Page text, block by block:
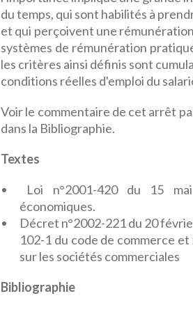
du temps, qui sont habilités à
et qui perçoivent une
systèmes de rémunération
les critères ainsi définis sont
conditions réelles d'emploi du
Voir le commentaire de cet arrêt
dans la Bibliographie.
Textes
Loi n°2001-420 du 15
économiques.
Décret n°2002-221 du 20
102-1 du code de commerce
sur les sociétés commerciales
Bibliographie